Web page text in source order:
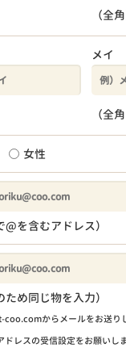
（全
メイ
（全
女性
@を含むアドレス）
ため同じ物を入力）
coo.comからメールをお送り
ドレスの受信設定をお願いし